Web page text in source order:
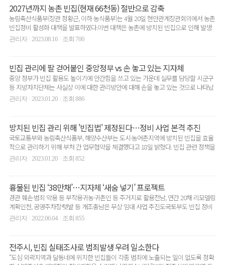
2027년까지 농촌 빈집(현재 66천동) 절반으로 감축
농림축산식품부(장관 정황근, 이하 농식품부)는 4월 20일 현안관계장관회의에서 농촌
빈집정비 활성화 대책을 발표하였다.이번 대책은 농촌에 방치된 빈집으로 인해 발생
하는 환경·위생·..
관리자 2023.08.16 조회 700
빈집 관리에 팔 걷어붙인 중앙정부 vs 손 놓고 있는 지자체
중앙 정부가 빈집 활용도 높이기에 안간힘을 쓰고 있는 가운데 실무를 담당할 시군구
등 지방자치단체는 사실상 이에 대한 관리방안에 대해 손을 놓고 있는 것으로 나타났
다.정부는 여러 ..
관리자 2023.01.20 조회 886
방치된 빈집 관리 위해 '빈집법' 제정된다…정비 사업 본격 추진
국토교통부와 농림축산식품부, 해양수산부는 도시·농어촌지역에 방치된 빈집을 효율
적으로 관리하기 위해 부처 간 업무협약을 체결했다고 18일 밝혔다. 빈집 관련 정책을
속도감 있고 효과..
관리자 2023.01.20 조회 852
흉물된 빈집 ‘38만채’…지자체 ‘새숨 넣기’ 프로젝트
경관 훼손·범죄 악용 등 부작용귀농·귀촌인 등 주거지로 활용전남, 연간 20채 리모델링
계획인천, 공영주차장·텃밭 등 개조충남은 무상 임대 사업 추진도국토부도 빈집 정비
활성화 나..
관리자 2022.06.04 조회 855
전주시, 빈집 실태조사로 범죄발생 우려 일소한다
“도심 외곽지역과 달동네에 위치한 빈집들이 각종 범죄에 노출되는 일이 없도록 정확